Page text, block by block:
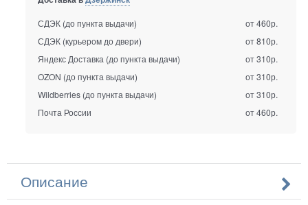
СДЭК (до пункта выдачи)
от 460р.
СДЭК (курьером до двери)
от 810р.
Яндекс Доставка (до пункта выдачи)
от 310р.
OZON (до пункта выдачи)
от 310р.
Wildberries (до пункта выдачи)
от 310р.
Почта России
от 460р.
Описание